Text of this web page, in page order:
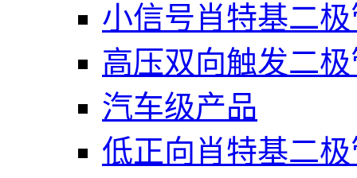
小信号肖特基二
高压双向触发二
汽车级产品
低正向肖特基二